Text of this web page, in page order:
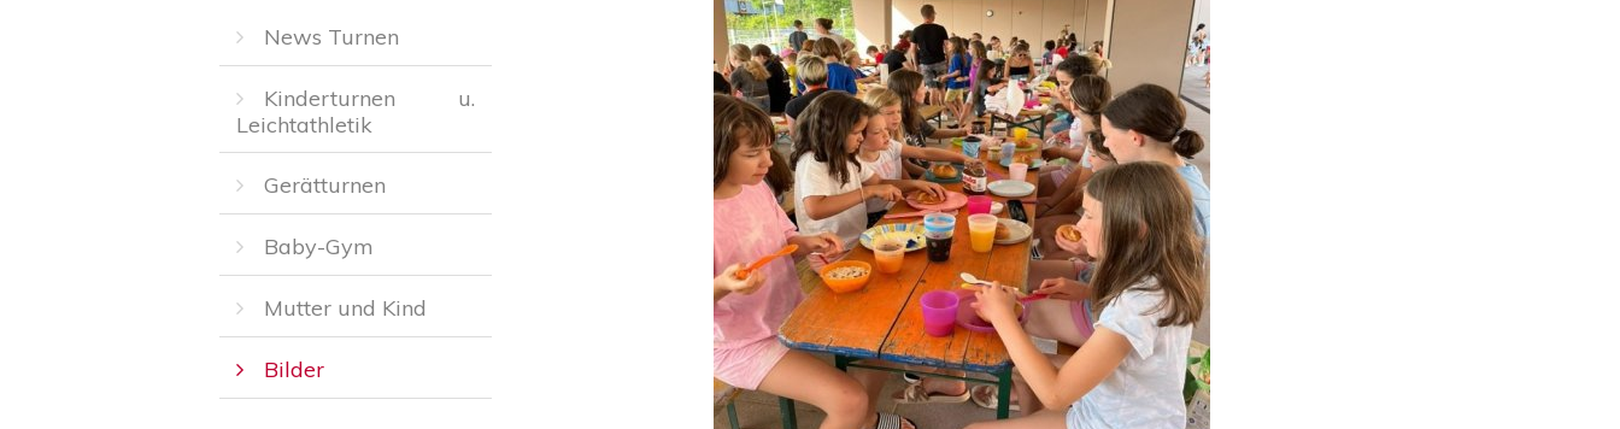
News Turnen
Kinderturnen u.
Leichtathletik
Gerätturnen
Baby-Gym
Mutter und Kind
Bilder